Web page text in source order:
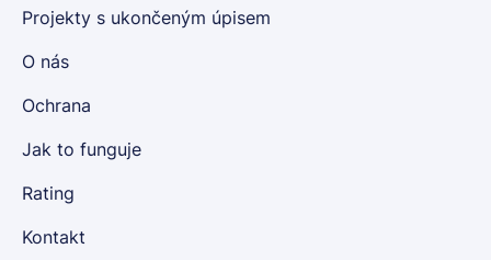
Projekty s ukončeným úpisem
O nás
Ochrana
Jak to funguje
Rating
Kontakt